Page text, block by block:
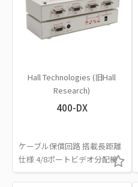
Hall Technologies (旧Hall
Research)
400-DX
ケーブル保償回路 搭載長距離
仕様 4/8ポートビデオ分配機